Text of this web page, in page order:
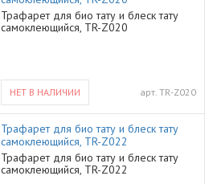
Трафарет для био тату и блеск тату
самоклеющийся, TR-Z020
НЕТ В НАЛИЧИИ арт. TR-Z020
Трафарет для био тату и блеск тату
самоклеющийся, TR-Z022
Трафарет для био тату и блеск тату
самоклеющийся, TR-Z022